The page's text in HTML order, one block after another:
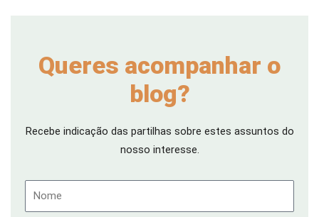
Queres acompanhar o
blog?
Recebe indicação das partilhas sobre estes assuntos do
nosso interesse.